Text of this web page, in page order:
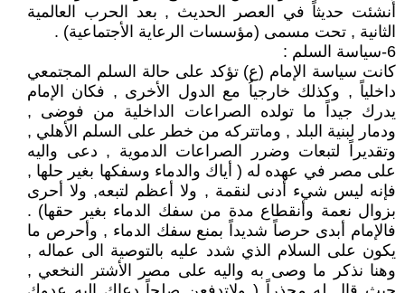
أُنشئت حديثاً في العصر الحديث , بعد الحرب العالمية
الثانية , تحت مسمى (مؤسسات الرعاية الأجتماعية) .
6-سياسة السلم :
كانت سياسة الإمام (ع) تؤكد على حالة السلم المجتمعي
داخلياً , وكذلك خارجياُ مع الدول الأخرى , فكان الإمام
يدرك جيداً ما تولده الصراعات الداخلية من فوضى ,
ودمار لبنية البلد , وماتتركه من خطر على السلم الأهلي ,
وتقديراً لتبعات وضرر الصراعات الدموية , دعى واليه
على مصر في عهده له ( أياك والدماء وسفكها بغير حلها ,
فإنه ليس شيء أدنى لنقمة , ولا أعظم لتبعه, ولا أحرى
بزوال نعمة وأنقطاع مدة من سفك الدماء بغير حقها) .
فالإمام أبدى حرصاً شديداً بمنع سفك الدماء , وأحرص ما
يكون على السلام الذي شدد عليه بالتوصية الى عماله ,
وهنا نذكر ما وصى به واليه على مصر الأشتر النخعي ,